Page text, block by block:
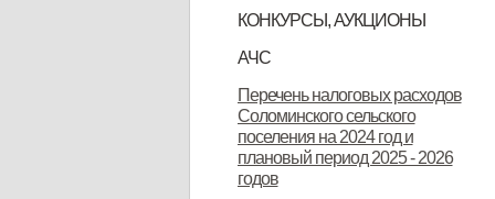
КОНКУРСЫ, АУКЦИОНЫ
Продажа земельных участков
АЧС
области от 23.11.2022 года № 674
"Об установлении
ограничительных мероприятий
области от 28.11.2022 года № 683
"О внесении изменений в Указ
Губернатора Орловской области
области от 28.11.2022 года № 684
"Об установлении
ограничительных мероприятий
Перечень налоговых расходов
Соломинского сельского
поселения на 2024 год и
плановый период 2025 - 2026
годов